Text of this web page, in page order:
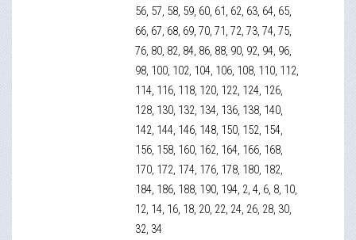
56, 57, 58, 59, 60, 61, 62, 63, 64, 65,
66, 67, 68, 69, 70, 71, 72, 73, 74, 75,
76, 80, 82, 84, 86, 88, 90, 92, 94, 96,
98, 100, 102, 104, 106, 108, 110, 112,
114, 116, 118, 120, 122, 124, 126,
128, 130, 132, 134, 136, 138, 140,
142, 144, 146, 148, 150, 152, 154,
156, 158, 160, 162, 164, 166, 168,
170, 172, 174, 176, 178, 180, 182,
184, 186, 188, 190, 194, 2, 4, 6, 8, 10,
12, 14, 16, 18, 20, 22, 24, 26, 28, 30,
32, 34